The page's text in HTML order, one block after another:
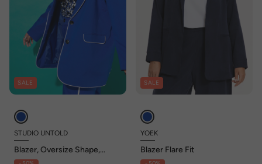
SALE
STUDIO UNTOLD
Blazer, Oversize Shape,
Piping
SALE
YOEK
Blazer Flare Fit